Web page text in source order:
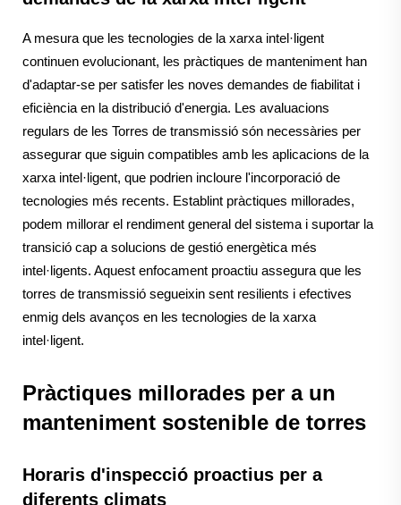
A mesura que les tecnologies de la xarxa intel·ligent
continuen evolucionant, les pràctiques de manteniment han
d'adaptar-se per satisfer les noves demandes de fiabilitat i
eficiència en la distribució d'energia. Les avaluacions
regulars de les Torres de transmissió són necessàries per
assegurar que siguin compatibles amb les aplicacions de la
xarxa intel·ligent, que podrien incloure l'incorporació de
tecnologies més recents. Establint pràctiques millorades,
podem millorar el rendiment general del sistema i suportar la
transició cap a solucions de gestió energètica més
intel·ligents. Aquest enfocament proactiu assegura que les
torres de transmissió segueixin sent resilients i efectives
enmig dels avanços en les tecnologies de la xarxa
intel·ligent.
Pràctiques millorades per a un
manteniment sostenible de torres
Horaris d'inspecció proactius per a
diferents climats